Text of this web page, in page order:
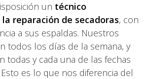
un técnico
reparación de secadoras, con
a sus espaldas. Nuestros
todos los días de la semana, y
todas y cada una de las fechas
es lo que nos diferencia del